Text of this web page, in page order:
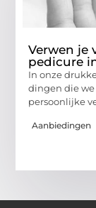
Verwen je
pedicure
In onze
dingen die we
persoonlijke
Aanbiedingen